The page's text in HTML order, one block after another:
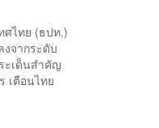
ศไทย (ธปท.)
งจากระดับ
ะเด็นสำคัญ
เตือนไทย